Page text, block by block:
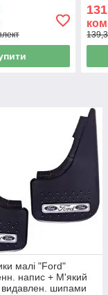
малі "Ford"
напис + М'який
видавлен. шипами